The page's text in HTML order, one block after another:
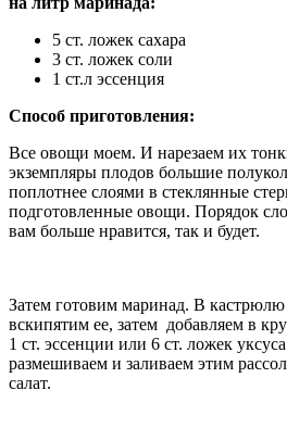
5 ст. ложек сахара
3 ст. ложек соли
1 ст.л эссенция
Способ приготовления:
Все овощи моем. И нарезаем их
экземпляры плодов большие
поплотнее слоями в стеклянные
подготовленные овощи. Порядок
вам больше нравится, так и будет.
Затем готовим маринад. В
вскипятим ее, затем добавляем в
1 ст. эссенции или 6 ст. ложек
размешиваем и заливаем этим
салат.